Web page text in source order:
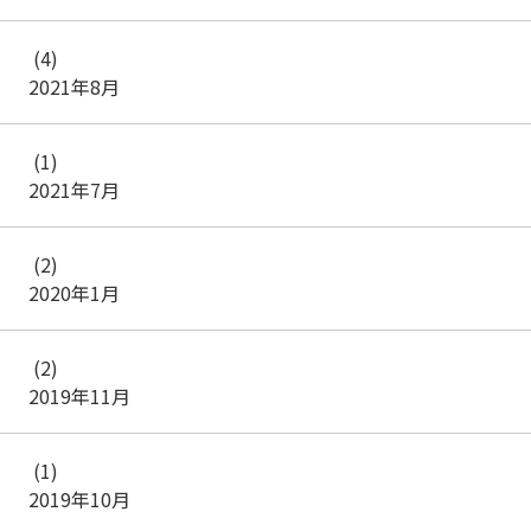
2021年8月
(4)
2021年7月
(1)
2020年1月
(2)
2019年11月
(2)
2019年10月
(1)